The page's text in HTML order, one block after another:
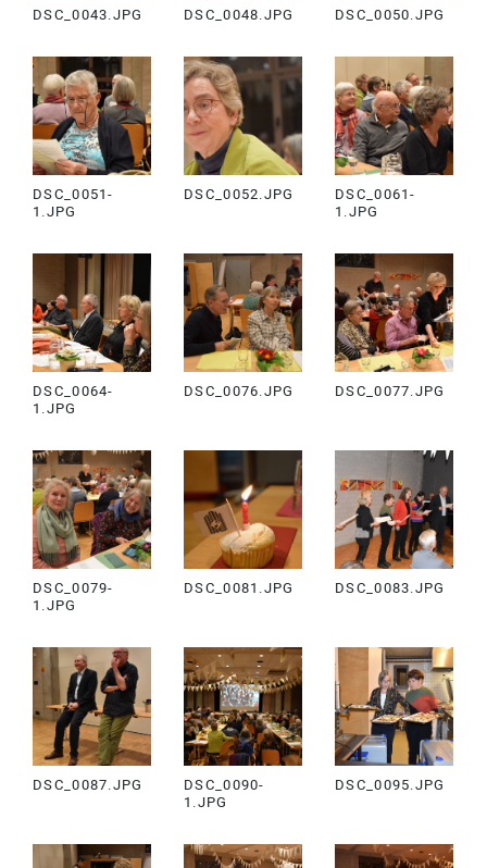
DSC_0043.JPG DSC_0048.JPG DSC_0050.JPG
DSC_0051-
1.JPG
DSC_0052.JPG
DSC_0061-
1.JPG
DSC_0064-
1.JPG
DSC_0076.JPG DSC_0077.JPG
DSC_0079-
1.JPG
DSC_0081.JPG DSC_0083.JPG
DSC_0087.JPG
DSC_0090-
1.JPG
DSC_0095.JPG